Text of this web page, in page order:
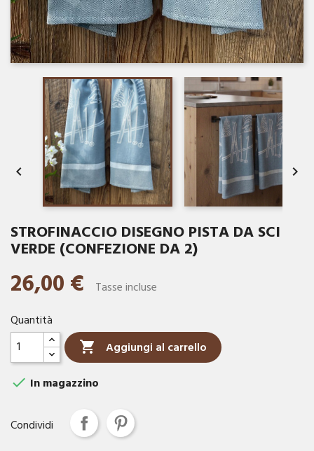
 
STROFINACCIO DISEGNO PISTA DA SCI
VERDE (CONFEZIONE DA 2)
26,00 €
Tasse incluse
Quantità
 Aggiungi al carrello
 In magazzino
Condividi